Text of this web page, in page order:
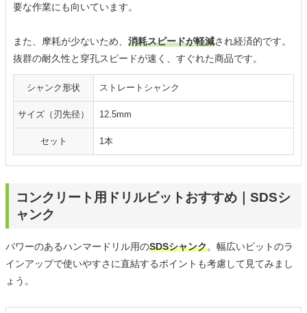
要な作業にも向いています。
また、摩耗が少ないため、 消耗スピードが軽減され経済的です。
抜群の耐久性と穿孔スピードが速く、すぐれた商品です。
シャンク形状 ストレートシャンク
サイズ（刃先径） 12.5mm
セット 1本
コンクリート用ドリルビットおすすめ｜SDSシ
ャンク
パワーのあるハンマードリル用のSDSシャンク。幅広いビットのラ
インアップで使いやすさに直結するポイントも考慮して見てみまし
ょう。